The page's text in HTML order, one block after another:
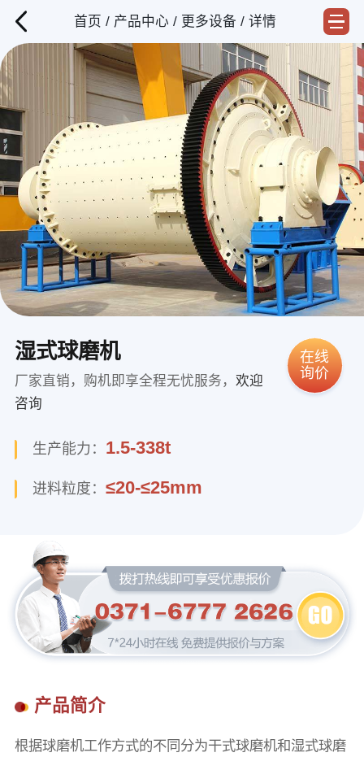
首页 / 产品中心 / 更多设备 / 详情
湿式球磨机
厂家直销，购机即享全程无忧服务， 欢迎
咨询
在线
询价
生产能力： 1.5-338t
进料粒度： ≤20-≤25mm
产品简介
根据球磨机工作方式的不同分为干式球磨机和湿式球磨